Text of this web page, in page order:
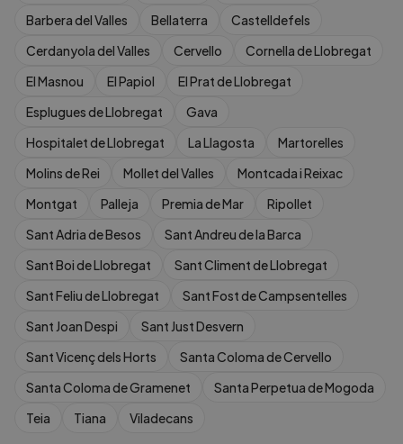
Barbera del Valles
Bellaterra
Castelldefels
Cerdanyola del Valles
Cervello
Cornella de Llobregat
El Masnou
El Papiol
El Prat de Llobregat
Esplugues de Llobregat
Gava
Hospitalet de Llobregat
La Llagosta
Martorelles
Molins de Rei
Mollet del Valles
Montcada i Reixac
Montgat
Palleja Premia de Mar
Ripollet
Sant Adria de Besos
Sant Andreu de la Barca
Sant Boi de Llobregat
Sant Climent de Llobregat
Sant Feliu de Llobregat
Sant Fost de Campsentelles
Sant Joan Despi
Sant Just Desvern
Sant Vicenç dels Horts
Santa Coloma de Cervello
Santa Coloma de Gramenet
Santa Perpetua de Mogoda
Teia
Tiana Viladecans